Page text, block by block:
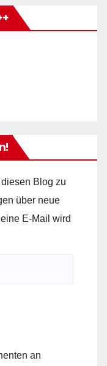
Blog zu
über neue
E-Mail wird
an